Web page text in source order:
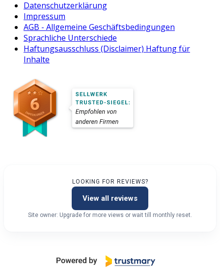
Datenschutzerklärung
Impressum
AGB - Allgemeine Geschäftsbedingungen
Sprachliche Unterschiede
Haftungsausschluss (Disclaimer) Haftung für
Inhalte
LOOKING FOR REVIEWS?
View all reviews
Site owner: Upgrade for more views or wait till monthly reset.